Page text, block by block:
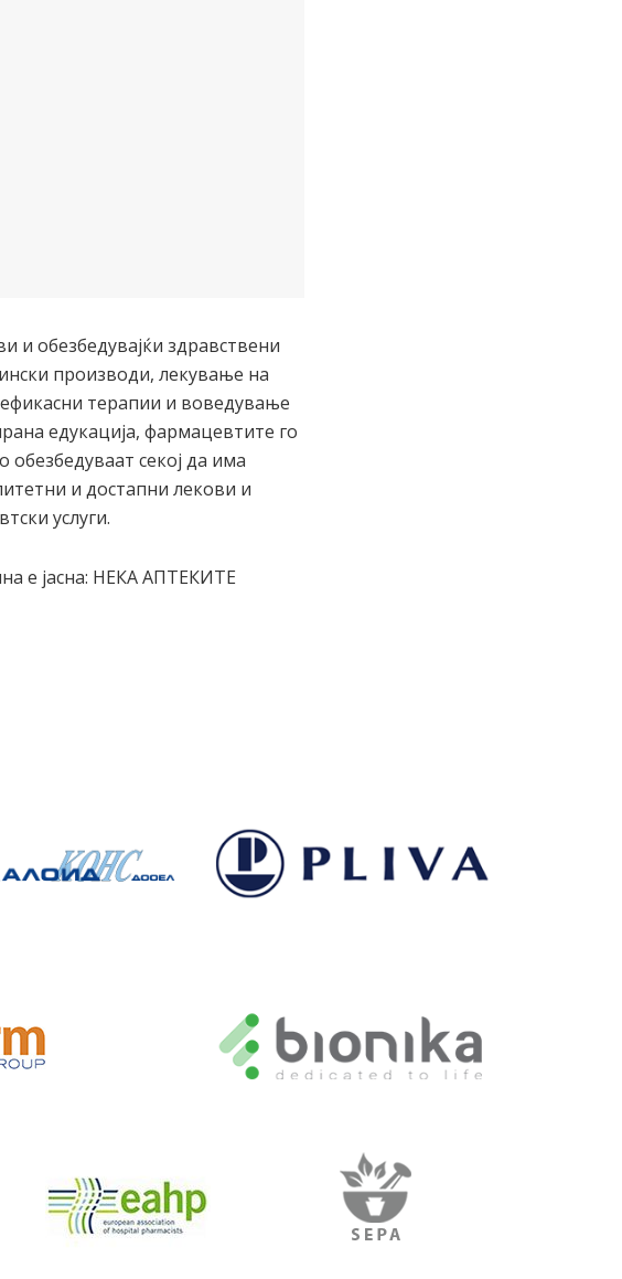
и обезбедувајќи здравствени
производи, лекување на
терапии и воведување
едукација, фармацевтите го
секој да има
и достапни лекови и
услуги.
е јасна: НЕКА АПТЕКИТЕ